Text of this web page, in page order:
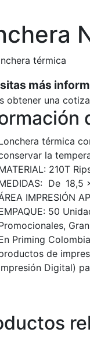
térmica
más
obtener una
térmica
la
210T
De 18,5
IMPRESIÓN
50
Priming
de
Digital)